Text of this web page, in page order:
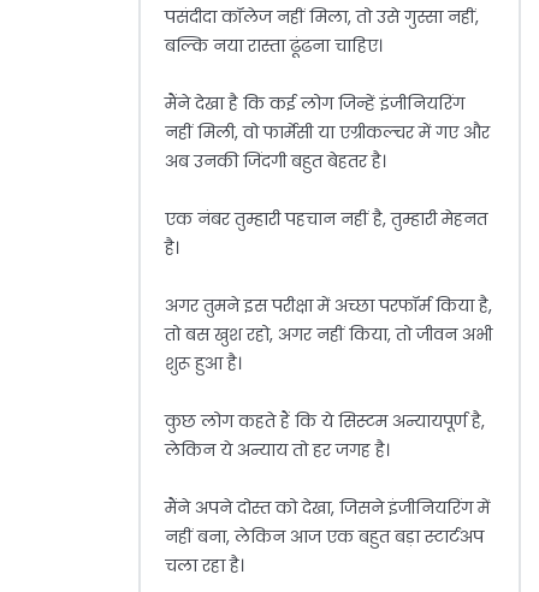
पसंदीदा कॉलेज नहीं मिला, तो उसे गुस्सा नहीं,
बल्कि नया रास्ता ढूंढना चाहिए।
मैंने देखा है कि कई लोग जिन्हें इंजीनियरिंग
नहीं मिली, वो फार्मेसी या एग्रीकल्चर में गए और
अब उनकी जिंदगी बहुत बेहतर है।
एक नंबर तुम्हारी पहचान नहीं है, तुम्हारी मेहनत
है।
अगर तुमने इस परीक्षा में अच्छा परफॉर्म किया है,
तो बस खुश रहो, अगर नहीं किया, तो जीवन अभी
शुरू हुआ है।
कुछ लोग कहते हैं कि ये सिस्टम अन्यायपूर्ण है,
लेकिन ये अन्याय तो हर जगह है।
मैंने अपने दोस्त को देखा, जिसने इंजीनियरिंग में
नहीं बना, लेकिन आज एक बहुत बड़ा स्टार्टअप
चला रहा है।